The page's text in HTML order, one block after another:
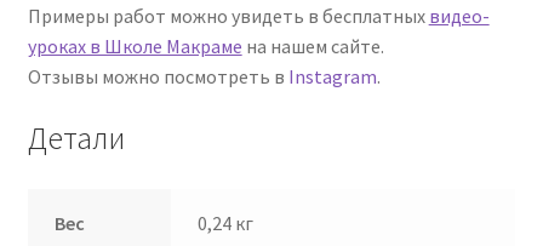
Примеры работ можно увидеть в бесплатных видео-
уроках в Школе Макраме на нашем сайте.
Отзывы можно посмотреть в Instagram.
Детали
Вес 0,24 кг